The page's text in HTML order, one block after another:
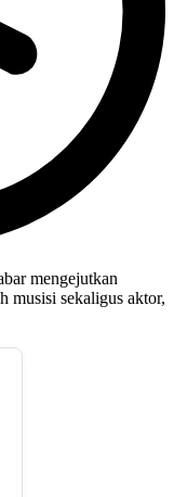
mengejutkan
musisi sekaligus aktor,